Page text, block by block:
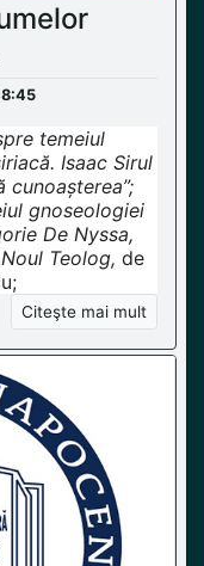
temeiul
Isaac Sirul
cunoașterea”;
gnoseologiei
De Nyssa,
Teolog, de
Citeşte mai mult